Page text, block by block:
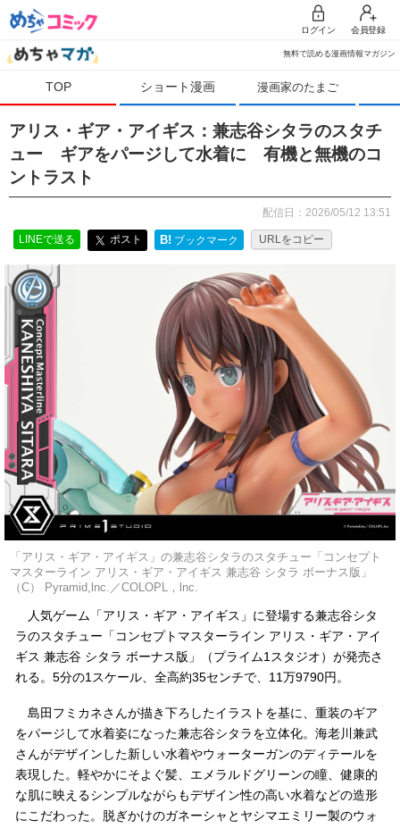
ログイン 会員登録
無料で読める漫画情報マガジン
TOP ショート漫画 漫画家のたまご
アリス・ギア・アイギス：兼志谷シタラのスタチ
ュー ギアをパージして水着に 有機と無機のコ
ントラスト
配信日：2026/05/12 13:51
LINEで送る ポスト B! ブックマーク URLをコピー
「アリス・ギア・アイギス」の兼志谷シタラのスタチュー「コンセプト
マスターライン アリス・ギア・アイギス 兼志谷 シタラ ボーナス版」
（C） Pyramid,lnc.／COLOPL，lnc.
人気ゲーム「アリス・ギア・アイギス」に登場する兼志谷シタ
ラのスタチュー「コンセプトマスターライン アリス・ギア・アイ
ギス 兼志谷 シタラ ボーナス版」（プライム1スタジオ）が発売さ
れる。5分の1スケール、全高約35センチで、11万9790円。
島田フミカネさんが描き下ろしたイラストを基に、重装のギア
をパージして水着姿になった兼志谷シタラを立体化。海老川兼武
さんがデザインした新しい水着やウォーターガンのディテールを
表現した。軽やかにそよぐ髪、エメラルドグリーンの瞳、健康的
な肌に映えるシンプルながらもデザイン性の高い水着などの造形
にこだわった。脱ぎかけのガネーシャとヤシマエミリー製のウォ